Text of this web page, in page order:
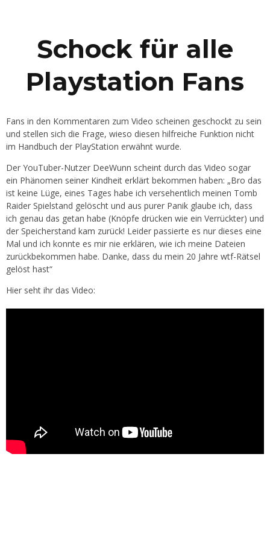
Schock für alle
Playstation Fans
Fans in den Kommentaren zum Video scheinen geschockt zu sein
und stellen sich die Frage, wieso diesen hilfreiche Funktion nicht
im Handbuch der PlayStation erwähnt wurde.
Der YouTuber-Nutzer DeeWunn scheint durch das Video sogar
ein Phänomen seiner Kindheit erklärt bekommen haben: „Bro das
ist keine Lüge, eines Tages habe ich versehentlich meinen Tomb
Raider Spielstand gelöscht und aus purer Panik glaube ich, dass
ich genau das getan habe (Knöpfe drücken wie ein Verrückter) und
der Speicherstand kam zurück! Leider passierte es nur dieses eine
Mal und ich konnte es mir nie erklären, wie ich meine Dateien
zurückbekommen habe. Danke, dass du mein 20 Jahre wtf-Rätsel
gelöst hast“
Hier seht ihr das Video: